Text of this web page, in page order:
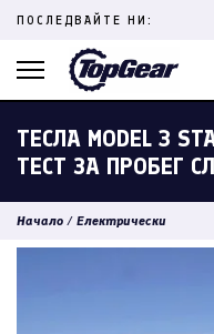
Skip
content
ПОСЛЕДВАЙТЕ НИ:
ТЕСЛА MODEL 3
ТЕСТ ЗА ПРОБЕГ
Начало / Електрически